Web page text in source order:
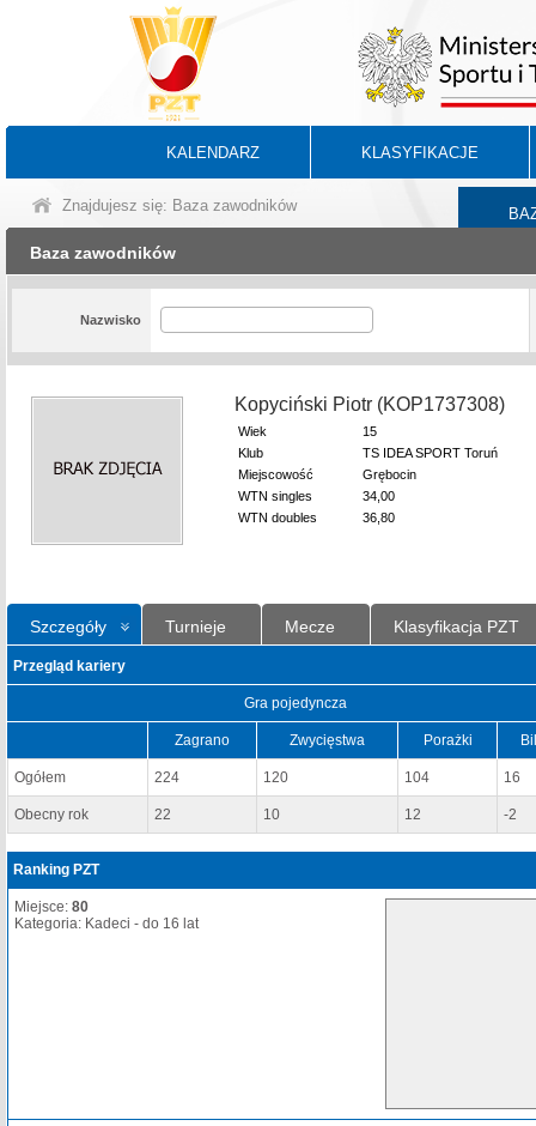
KALENDARZ KLASYFIKACJE
Znajdujesz się: Baza zawodników
Baza zawodników
Nazwisko
Kopyciński Piotr (KOP1737308)
Wiek
15
Klub
TS IDEA SPORT Toruń
Miejscowość
Grębocin
WTN singles
34,00
WTN doubles
36,80
Szczegóły Turnieje Mecze Klasyfikacja PZT
Przegląd kariery
Gra pojedyncza
Zagrano Zwycięstwa Porażki
Ogółem 224 120 104 16
Obecny rok 22 10 12 -2
Ranking PZT
Miejsce: 80
Kategoria: Kadeci - do 16 lat